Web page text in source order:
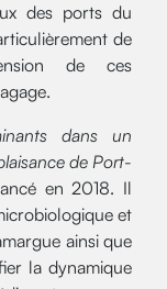
des ports du
de
de ces
dans un
de Port-
en 2018. Il
et
ainsi que
la dynamique